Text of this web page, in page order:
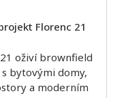
Florenc 21
oživí brownfield
bytovými domy,
a moderním